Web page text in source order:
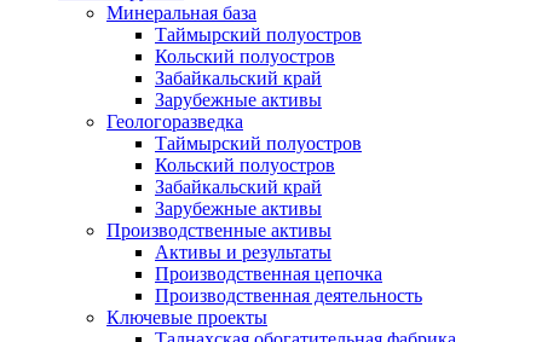
Минеральная база
Таймырский полуостров
Кольский полуостров
Забайкальский край
Зарубежные активы
Геологоразведка
Таймырский полуостров
Кольский полуостров
Забайкальский край
Зарубежные активы
Производственные активы
Активы и результаты
Производственная цепочка
Производственная деятельность
Ключевые проекты